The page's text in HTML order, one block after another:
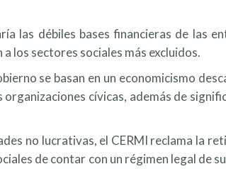
las débiles bases financieras de las
los sectores sociales más excluidos.
se basan en un economicismo
cívicas, además de
no lucrativas, el CERMI reclama la
de contar con un régimen legal de